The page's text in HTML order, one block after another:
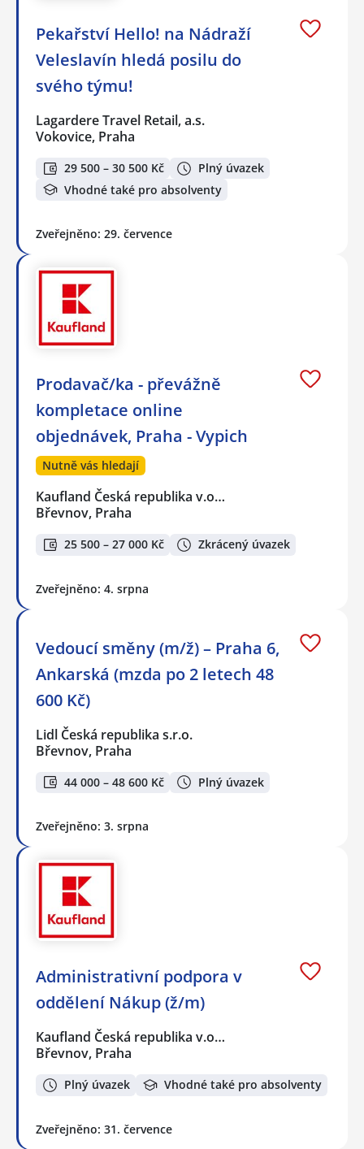
Pekařství Hello! na Nádraží
Veleslavín hledá posilu do
svého týmu!
Lagardere Travel Retail, a.s.
Vokovice, Praha
29 500 – 30 500 Kč
Plný úvazek
Vhodné také pro absolventy
Zveřejněno: 29. července
Prodavač/ka - převážně
kompletace online
objednávek, Praha - Vypich
Nutně vás hledají
Kaufland Česká republika v.o…
Břevnov, Praha
25 500 – 27 000 Kč Zkrácený úvazek
Zveřejněno: 4. srpna
Vedoucí směny (m/ž) – Praha 6,
Ankarská (mzda po 2 letech 48
600 Kč)
Lidl Česká republika s.r.o.
Břevnov, Praha
44 000 – 48 600 Kč Plný úvazek
Zveřejněno: 3. srpna
Administrativní podpora v
oddělení Nákup (ž/m)
Kaufland Česká republika v.o…
Břevnov, Praha
Plný úvazek Vhodné také pro absolventy
Zveřejněno: 31. července